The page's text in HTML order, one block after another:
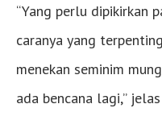
“Yang perlu dipikirkan
caranya yang
menekan seminim
ada bencana lagi,”